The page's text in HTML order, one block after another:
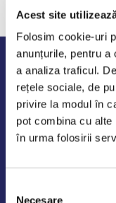
Acest site
Folosim cookie-uri
anunțurile, pentru a
a analiza traficul.
rețele sociale, de
privire la modul în
pot combina cu
în urma folosirii
Necesare
Program
Luni - Vineri:
Sambata -